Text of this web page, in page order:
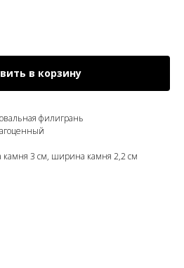
в корзину
филигрань
камня 3 см, ширина камня 2,2 см